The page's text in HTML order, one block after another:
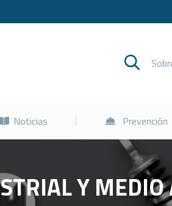
Noticias Prevención
Y
Noticias